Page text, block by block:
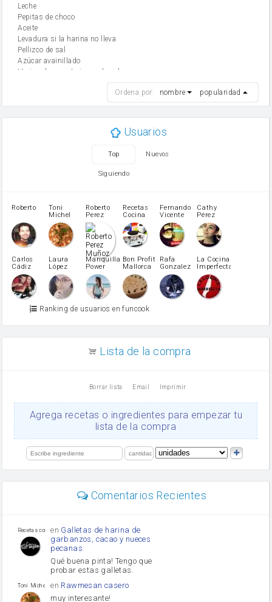
leche
Pepitas de choco
aceite
Levadura si la harina no lleva
Pellizco de sal
Azúcar avainillado
Harina de reposteria con levadura
mantequilla
Harina para bizcocho
patatas
pimiento rojo
Pimentón
pimiento verde
miel
vino blanco
Azúcar glass
Azúcar moreno
Zumo de limón
arroz
Ajos
salsa de soja
limón
Ordena por: nombre popularidad
Usuarios
Top Nuevos
Siguiendo
Roberto
Toni
Michel
Caubet
Roberto
Perez
Muñoz
Recetas
Cocina
Fernando
Vicente
Cathy
Pérez
Carlos
Cádiz
Laura
López
Martínez
Mariquilla
Power
Bon Profit
Mallorca
Rafa
Gonzalez
La Cocina
Imperfecta
Ranking de usuarios en funcook
Lista de la compra
Borrar lista Email Imprimir
Agrega recetas o ingredientes para empezar tu
lista de la compra
Comentarios Recientes
Recetas con sazon
en Galletas de harina de
garbanzos, cacao y nueces
pecanas
Qué buena pinta! Tengo que
probar estas galletas.
Toni Michel Caubet
en Rawmesan casero
muy interesante!